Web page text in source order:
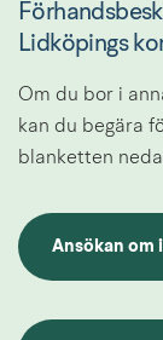
Lidköpings
Om du bor i
kan du begära
blanketten
Ansökan om
pdf, 181.8 kB.